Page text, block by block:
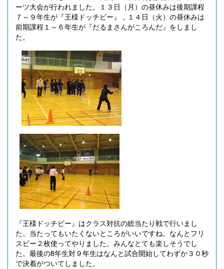
ーツ大会が行われました。１３日（月）の昼休みは後期課程
７～９年生が『王様ドッチビー』，１４日（火）の昼休みは
前期課程１～６年生が『だるまさんがころんだ』をしまし
た。
『王様ドッチビー』はクラス対抗の総当たり戦で行いまし
た。当たってもいたくないところがいいですね。なんとフリ
スビー２枚使ってやりました。みんなとても楽しそうでし
た。最後の8年生対９年生はなんと試合開始してわずか３０秒
で決着がついてしました。